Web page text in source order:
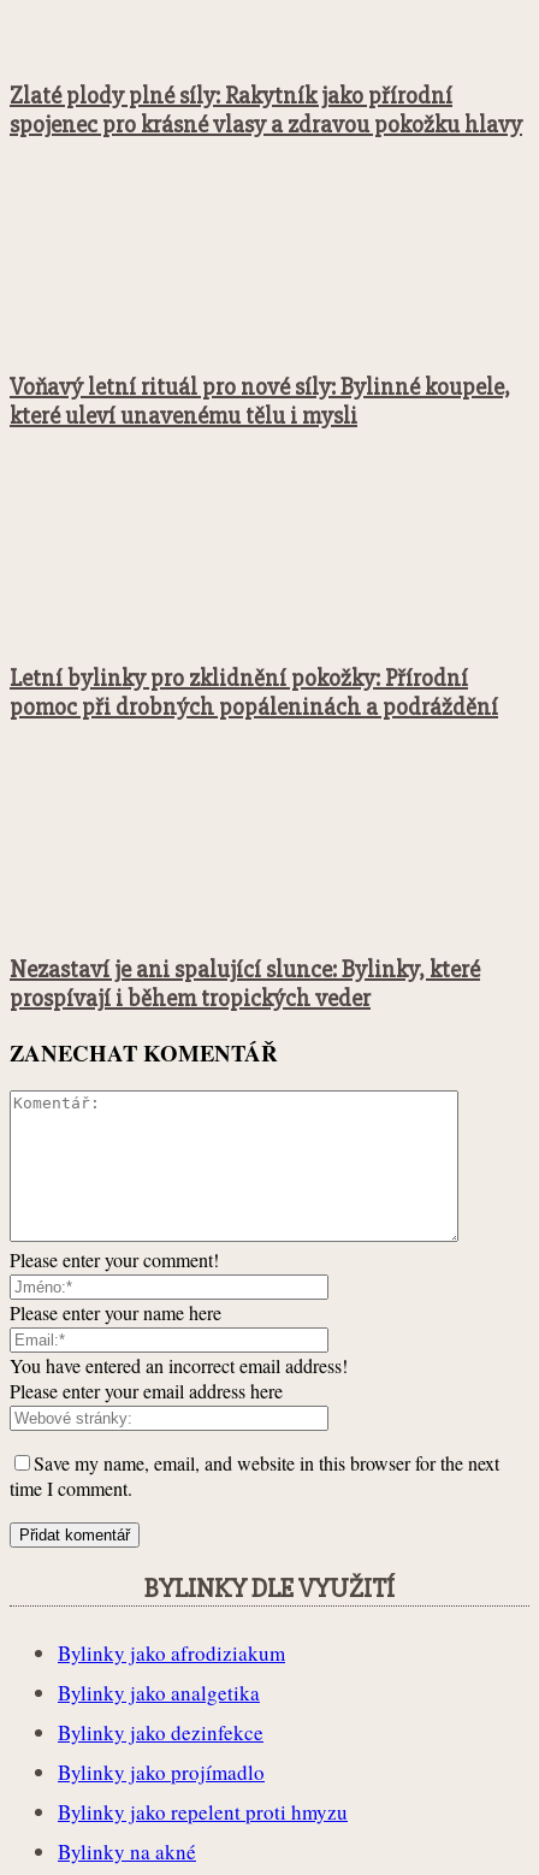
Zlaté plody plné síly: Rakytník jako přírodní
spojenec pro krásné vlasy a zdravou pokožku hlavy
Voňavý letní rituál pro nové síly: Bylinné koupele,
které uleví unavenému tělu i mysli
Letní bylinky pro zklidnění pokožky: Přírodní
pomoc při drobných popáleninách a podráždění
Nezastaví je ani spalující slunce: Bylinky, které
prospívají i během tropických veder
ZANECHAT KOMENTÁŘ
Please enter your comment!
Please enter your name here
You have entered an incorrect email address!
Please enter your email address here
Save my name, email, and website in this browser for the next
time I comment.
BYLINKY DLE VYUŽITÍ
Bylinky jako afrodiziakum
Bylinky jako analgetika
Bylinky jako dezinfekce
Bylinky jako projímadlo
Bylinky jako repelent proti hmyzu
Bylinky na akné